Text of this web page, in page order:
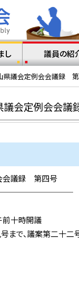
し 議員の紹
議会定例会会議録 第
会定例会会議
会議録 第四号
前十時開議
、議案第二十二号